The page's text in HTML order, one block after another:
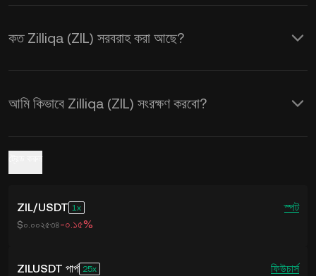
কত Zilliqa (ZIL) সরবরাহ করা আছে?
আমি কিভাবে Zilliqa (ZIL) সংরক্ষণ করবো?
ZIL/USDT 1 স্পট
$০.০০২৫৩৪-০.১৫%
ZILUSDT পার্প 25 ফিউচার্স